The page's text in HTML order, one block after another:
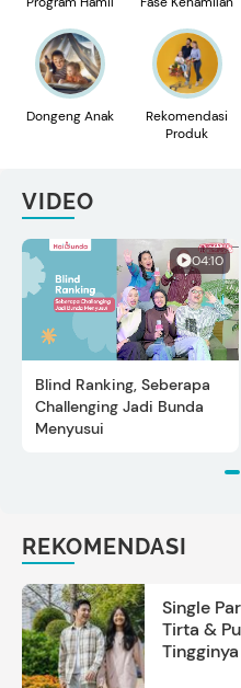
Dongeng Anak
Rekomendasi
Produk
VIDEO
04:10
Blind Ranking, Seberapa
Challenging Jadi Bunda
Menyusui
REKOMENDASI
Single
Tirta &